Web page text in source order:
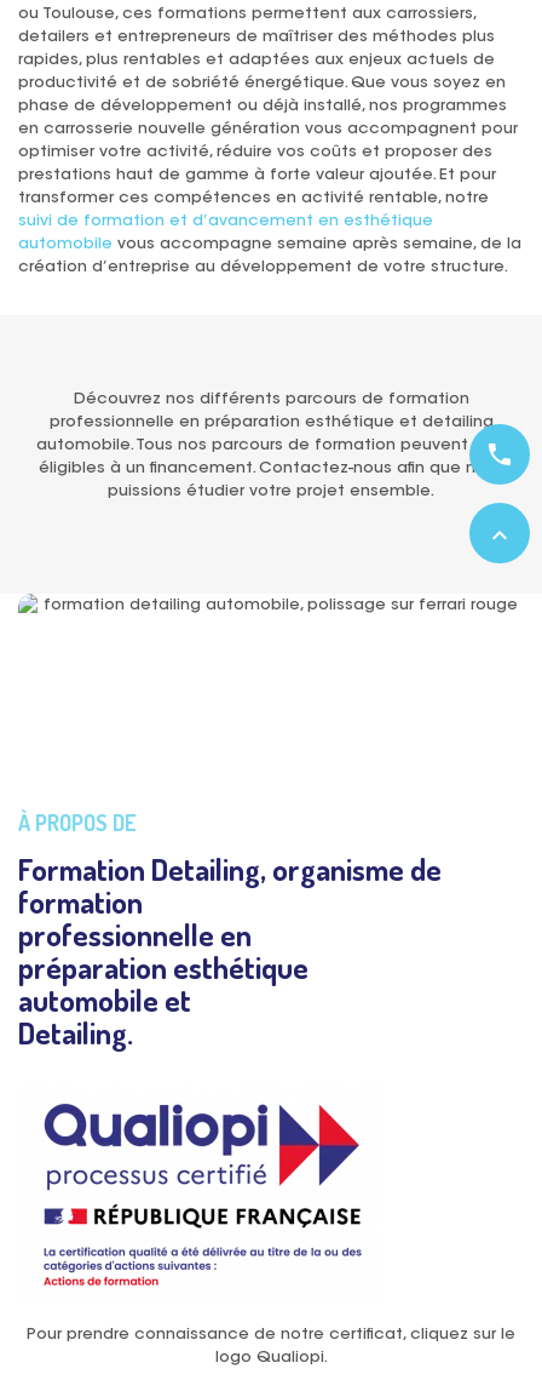
ou Toulouse, ces formations permettent aux carrossiers,
detailers et entrepreneurs de maîtriser des méthodes plus
rapides, plus rentables et adaptées aux enjeux actuels de
productivité et de sobriété énergétique. Que vous soyez en
phase de développement ou déjà installé, nos programmes
en carrosserie nouvelle génération vous accompagnent pour
optimiser votre activité, réduire vos coûts et proposer des
prestations haut de gamme à forte valeur ajoutée. Et pour
transformer ces compétences en activité rentable, notre
suivi de formation et d’avancement en esthétique
automobile vous accompagne semaine après semaine, de la
création d’entreprise au développement de votre structure.
Découvrez nos différents parcours de formation
professionnelle en préparation esthétique et detailing
automobile. Tous nos parcours de formation peuvent être
éligibles à un financement. Contactez-nous afin que nous
puissions étudier votre projet ensemble.
À PROPOS DE
Formation Detailing, organisme de
formation
professionnelle en
préparation esthétique
automobile et
Detailing.
Pour prendre connaissance de notre certificat, cliquez sur le
logo Qualiopi.
phone
expand_less